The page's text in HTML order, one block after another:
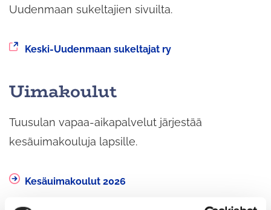
Uudenmaan sukeltajien sivuilta.
Siirryt
palveluun
Keski-Uudenmaan sukeltajat ry
Uimakoulut
Tuusulan vapaa-aikapalvelut järjestää
kesäuimakouluja lapsille.
Kesäuimakoulut 2026